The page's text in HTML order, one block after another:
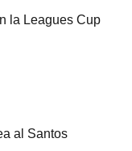
la Leagues Cup
al Santos